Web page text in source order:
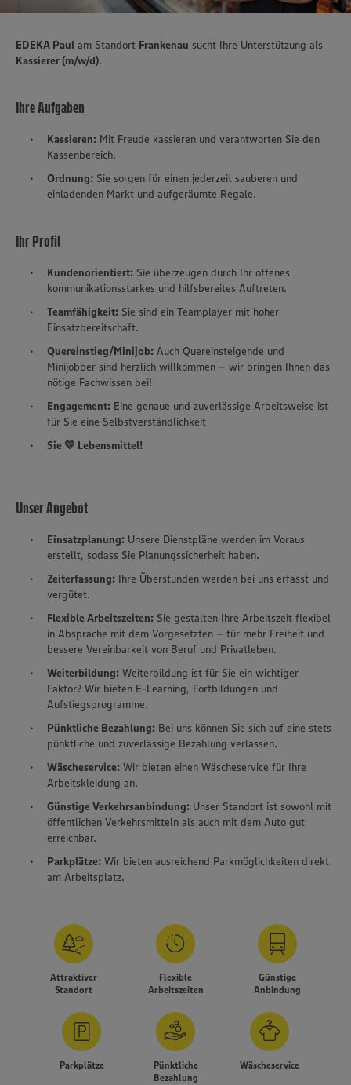
EDEKA Paul am Standort Frankenau sucht Ihre Unterstützung als
Kassierer (m/w/d).
Ihre Aufgaben
Kassieren: Mit Freude kassieren und verantworten Sie den
Kassenbereich.
Ordnung: Sie sorgen für einen jederzeit sauberen und
einladenden Markt und aufgeräumte Regale.
Ihr Profil
Kundenorientiert: Sie überzeugen durch Ihr offenes
kommunikationsstarkes und hilfsbereites Auftreten.
Teamfähigkeit: Sie sind ein Teamplayer mit hoher
Einsatzbereitschaft.
Quereinstieg/Minijob: Auch Quereinsteigende und
Minijobber sind herzlich willkommen – wir bringen Ihnen das
nötige Fachwissen bei!
Engagement: Eine genaue und zuverlässige Arbeitsweise ist
für Sie eine Selbstverständlichkeit
Sie 💛 Lebensmittel!
Unser Angebot
Einsatzplanung: Unsere Dienstpläne werden im Voraus
erstellt, sodass Sie Planungssicherheit haben.
Zeiterfassung: Ihre Überstunden werden bei uns erfasst und
vergütet.
Flexible Arbeitszeiten: Sie gestalten Ihre Arbeitszeit flexibel
in Absprache mit dem Vorgesetzten – für mehr Freiheit und
bessere Vereinbarkeit von Beruf und Privatleben.
Weiterbildung: Weiterbildung ist für Sie ein wichtiger
Faktor? Wir bieten E-Learning, Fortbildungen und
Aufstiegsprogramme.
Pünktliche Bezahlung: Bei uns können Sie sich auf eine stets
pünktliche und zuverlässige Bezahlung verlassen.
Wäscheservice: Wir bieten einen Wäscheservice für Ihre
Arbeitskleidung an.
Günstige Verkehrsanbindung: Unser Standort ist sowohl mit
öffentlichen Verkehrsmitteln als auch mit dem Auto gut
erreichbar.
Parkplätze: Wir bieten ausreichend Parkmöglichkeiten direkt
am Arbeitsplatz.
Attraktiver
Standort
Flexible
Arbeitszeiten
Günstige
Anbindung
Parkplätze
Pünktliche
Bezahlung
Wäscheservice